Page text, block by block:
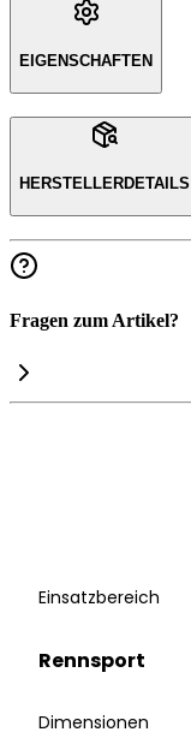
EIGENSCHAFTEN
HERSTELLERDETAILS
Fragen zum Artikel?
Einsatzbereich
Rennsport
Dimensionen